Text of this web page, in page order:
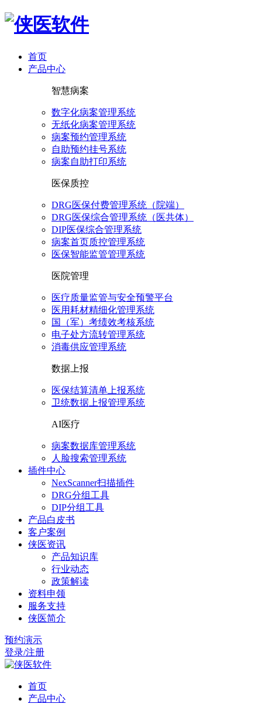
首页
产品中心
智慧病案
数字化病案管理系统
无纸化病案管理系统
病案预约管理系统
自助预约挂号系统
病案自助打印系统
医保质控
DRG医保付费管理系统（院端）
DRG医保综合管理系统（医共体）
DIP医保综合管理系统
病案首页质控管理系统
医保智能监管管理系统
医院管理
医疗质量监管与安全预警平台
医用耗材精细化管理系统
国（军）考绩效考核系统
电子处方流转管理系统
消毒供应管理系统
数据上报
医保结算清单上报系统
卫统数据上报管理系统
AI医疗
病案数据库管理系统
人脸搜索管理系统
插件中心
NexScanner扫描插件
DRG分组工具
DIP分组工具
产品白皮书
客户案例
侠医资讯
产品知识库
行业动态
政策解读
资料申领
服务支持
侠医简介
预约演示
登录/注册
首页
产品中心